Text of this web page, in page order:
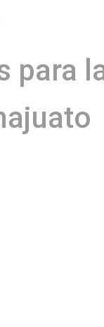
para